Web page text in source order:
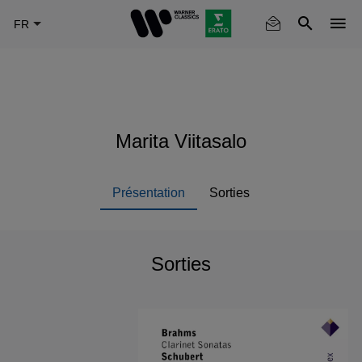
Marita Viitasalo
Présentation Sorties
Sorties